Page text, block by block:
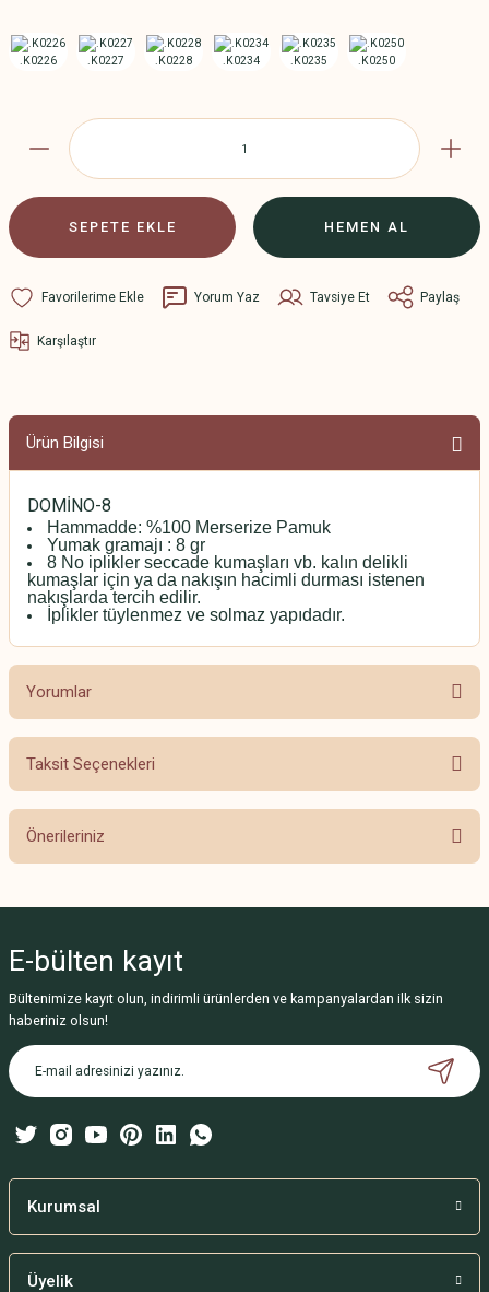
SEPETE EKLE HEMEN AL
Yorum Yaz Tavsiye Et Paylaş
Karşılaştır
Ürün Bilgisi
DOMİNO-8
Hammadde: %100 Merserize Pamuk
Yumak gramajı : 8 gr
8 No iplikler seccade kumaşları vb. kalın delikli
kumaşlar için ya da nakışın hacimli durması istenen
nakışlarda tercih edilir.
İplikler tüylenmez ve solmaz yapıdadır.
Yorumlar
Bu ürüne ilk yorumu siz yapın!
Taksit Seçenekleri
Önerileriniz
Görüş ve önerileriniz için teşekkür ederiz.
Ürün resmi kalitesiz, bozuk veya görüntülenemiyor.
Ürün açıklamasında eksik bilgiler bulunuyor.
Ürün bilgilerinde hatalar bulunuyor.
Bu ürüne benzer farklı alternatifler olmalı.
E-bülten kayıt
Bültenimize kayıt olun, indirimli ürünlerden ve kampanyalardan ilk sizin
haberiniz olsun!
Kurumsal
Üyelik